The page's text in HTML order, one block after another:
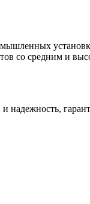
со средним и
надежность,